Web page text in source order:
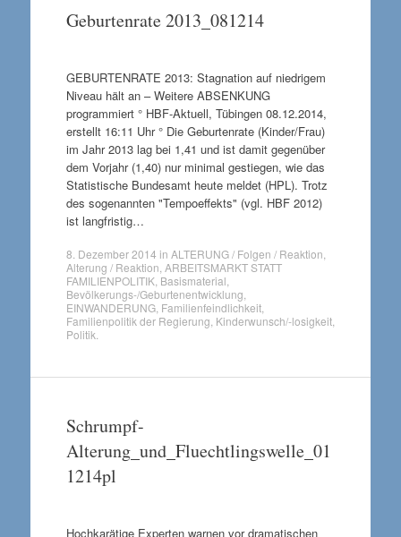
Geburtenrate 2013_081214
GEBURTENRATE 2013: Stagnation auf niedrigem
Niveau hält an – Weitere ABSENKUNG
programmiert ° HBF-Aktuell, Tübingen 08.12.2014,
erstellt 16:11 Uhr ° Die Geburtenrate (Kinder/Frau)
im Jahr 2013 lag bei 1,41 und ist damit gegenüber
dem Vorjahr (1,40) nur minimal gestiegen, wie das
Statistische Bundesamt heute meldet (HPL). Trotz
des sogenannten "Tempoeffekts" (vgl. HBF 2012)
ist langfristig…
8. Dezember 2014 in ALTERUNG / Folgen / Reaktion
Alterung / Reaktion ARBEITSMARKT STATT
FAMILIENPOLITIK, Basismaterial
Bevölkerungs-/Geburtenentwicklung
EINWANDERUNG, Familienfeindlichkeit,
Familienpolitik der Regierung Kinderwunsch/-losigkeit,
Politik
Schrumpf-
Alterung_und_Fluechtlingswelle_01
1214pl
Hochkarätige Experten warnen vor dramatischen